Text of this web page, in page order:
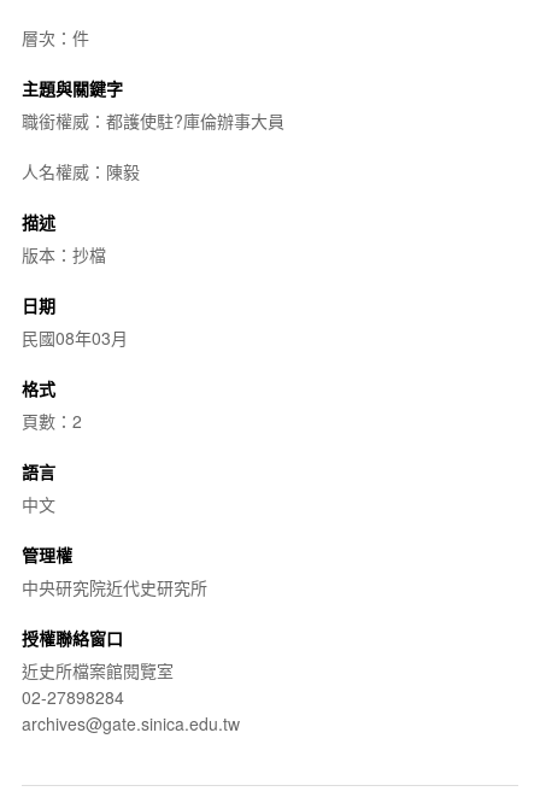
層次：件
主題與關鍵字
職銜權威：都護使駐?庫倫辦事大員
人名權威：陳毅
描述
版本：抄檔
日期
民國08年03月
格式
頁數：2
語言
中文
管理權
中央研究院近代史研究所
授權聯絡窗口
近史所檔案館閱覽室
02-27898284
archives@gate.sinica.edu.tw